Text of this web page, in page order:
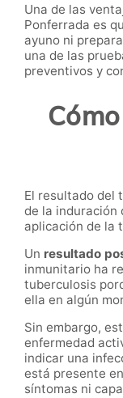
Una de las
Ponferrada es
ayuno ni
una de las
preventivos y
El resultado del
de la induración
aplicación de la
Un resultado
inmunitario ha
tuberculosis
ella en algún
Sin embargo,
enfermedad
indicar una
está presente
síntomas ni